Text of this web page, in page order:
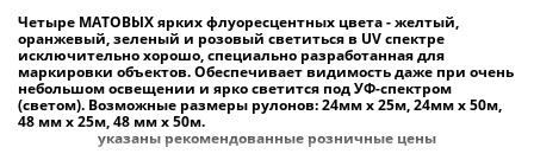
Четыре МАТОВЫХ ярких флуоресцентных цвета - желтый,
оранжевый, зеленый и розовый светиться в UV спектре
исключительно хорошо, специально разработанная для
маркировки объектов. Обеспечивает видимость даже при очень
небольшом освещении и ярко светится под УФ-спектром
(светом). Возможные размеры рулонов: 24мм х 25м, 24мм х 50м,
48 мм х 25м, 48 мм х 50м.
указаны рекомендованные розничные цены